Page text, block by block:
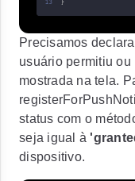
Precisamos
usuário permitiu
mostrada na tela.
status com o
seja igual à
dispositivo.